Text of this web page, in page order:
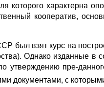
которого характерна
кооператив,
был взят курс на
Однако изданные в
утверждению пре-
документами, с